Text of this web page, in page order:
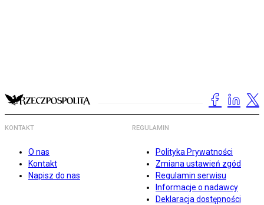
KONTAKT
O nas
Kontakt
Napisz do nas
REGULAMIN
Polityka Prywatności
Zmiana ustawień zgód
Regulamin serwisu
Informacje o nadawcy
Deklaracja dostępności